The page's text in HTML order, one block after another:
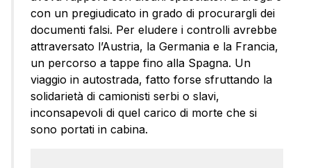
con un pregiudicato in grado di procurargli dei
documenti falsi. Per eludere i controlli avrebbe
attraversato l’Austria, la Germania e la Francia,
un percorso a tappe fino alla Spagna. Un
viaggio in autostrada, fatto forse sfruttando la
solidarietà di camionisti serbi o slavi,
inconsapevoli di quel carico di morte che si
sono portati in cabina.